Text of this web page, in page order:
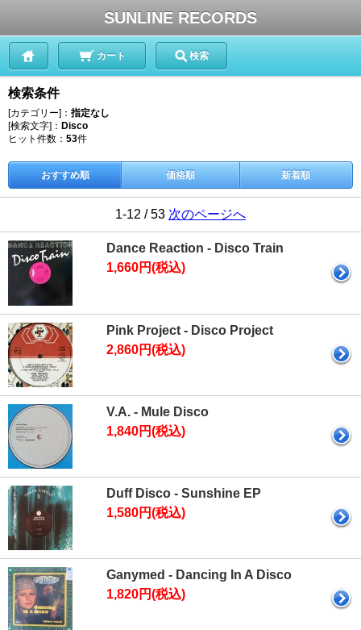
SUNLINE RECORDS
カート 検索
検索条件
[カテゴリー]： 指定なし
[検索文字]： Disco
ヒット件数： 53件
おすすめ順 価格順 新着順
1-12 / 53 次のページへ
Dance Reaction - Disco Train
1,660円(税込)
Pink Project - Disco Project
2,860円(税込)
V.A. - Mule Disco
1,840円(税込)
Duff Disco - Sunshine EP
1,580円(税込)
Ganymed - Dancing In A Disco
1,820円(税込)